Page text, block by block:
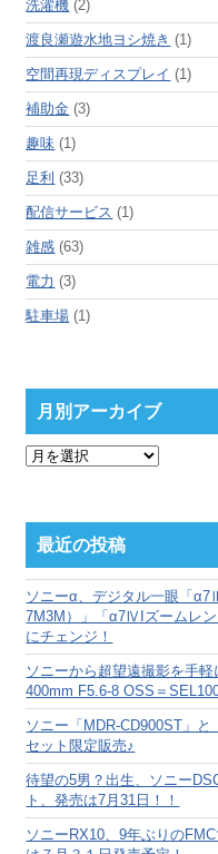
洗濯機 (2)
渡良瀬遊水地ヨシ焼き (1)
空間再現ディスプレイ (1)
補助金 (3)
趣味 (1)
足利 (33)
配信サービス (1)
雑感 (63)
電力 (3)
駐車場 (1)
月別アーカイブ
月
ー
カ
ブ
最近の投稿
ソニーα、デジタル一眼「
7M3M）」「α7ⅣIズームレ
にチェンジ！
ソニーから超望遠撮影を手
400mm F5.6-8 OSS＝
ソニー「MDR-CD900ST」
セット限定販売♪
待望の5男？出生、ソニー
ト、発売は7月31日！！
ソニーRX10、9年ぶりの